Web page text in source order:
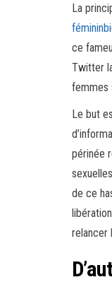
La
ce
Twitter
femmes
Le but
périnée
de ce
relancer